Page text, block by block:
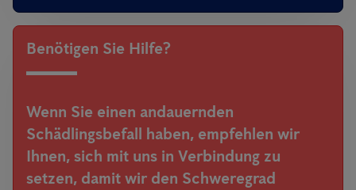
Benötigen Sie Hilfe?
Wenn Sie einen andauernden
Schädlingsbefall haben, empfehlen wir
Ihnen, sich mit uns in Verbindung zu
setzen, damit wir den Schweregrad